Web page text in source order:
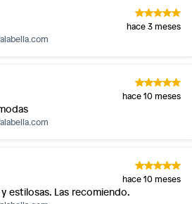
hace 3 meses
hace 10 meses
hace 10 meses
estilosas. Las recomiendo.